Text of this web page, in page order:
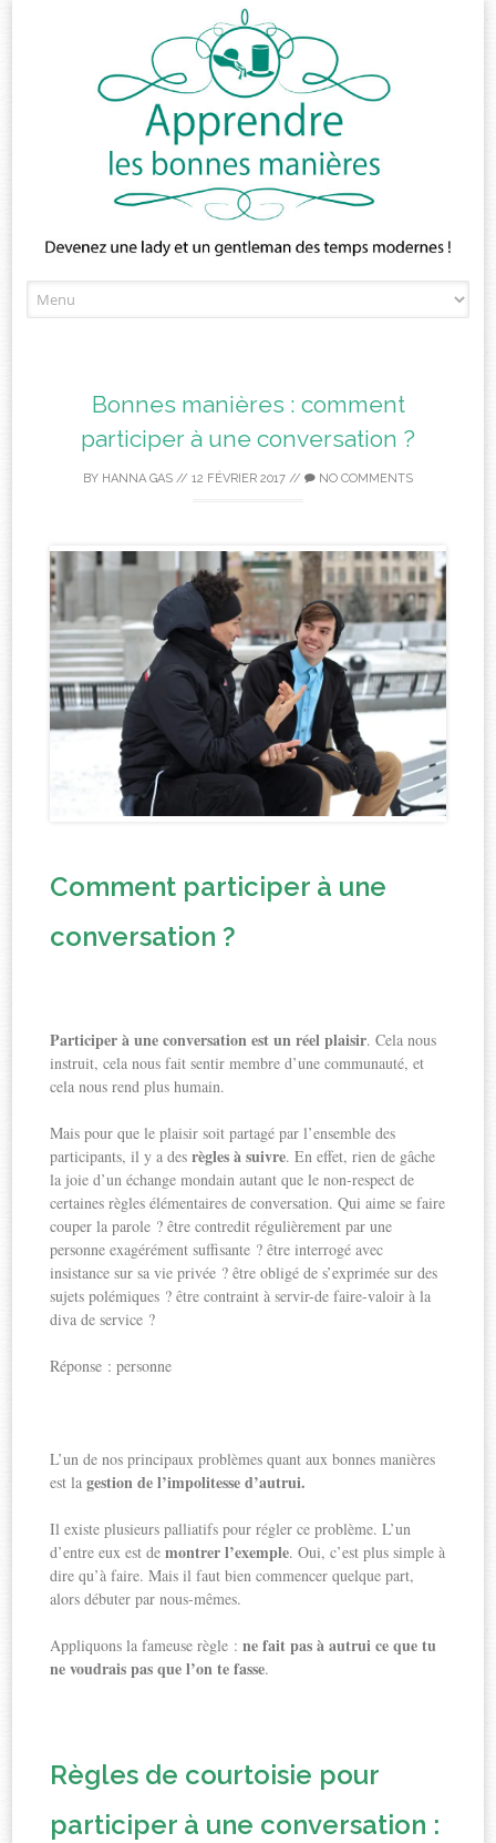
to
Bonnes manières : comment
participer à une conversation ?
BY HANNA GAS // 12 FÉVRIER 2017 // NO COMMENTS
Comment participer à une
conversation ?
Participer à une conversation est un réel plaisir. Cela nous
instruit, cela nous fait sentir membre d’une communauté, et
cela nous rend plus humain.
Mais pour que le plaisir soit partagé par l’ensemble des
participants, il y a desrègles à suivre. En effet, rien de gâche
la joie d’un échange mondain autant que le non-respect de
certaines règles élémentaires de conversation. Qui aime se faire
couper la parole ? être contredit régulièrement par une
personne exagérément suffisante ? être interrogé avec
insistance sur sa vie privée ? être obligé de s’exprimée sur des
sujets polémiques ? être contraint à servir-de faire-valoir à la
diva de service ?
Réponse : personne
L’un de nos principaux problèmes quant aux bonnes manières
est lagestion de l’impolitesse d’autrui.
Il existe plusieurs palliatifs pour régler ce problème. L’un
d’entre eux est demontrer l’exemple. Oui, c’est plus simple à
dire qu’à faire. Mais il faut bien commencer quelque part,
alors débuter par nous-mêmes.
Appliquons la fameuse règle :ne fait pas à autrui ce que tu
ne voudrais pas que l’on te fasse.
Règles de courtoisie pour
participer à une conversation :